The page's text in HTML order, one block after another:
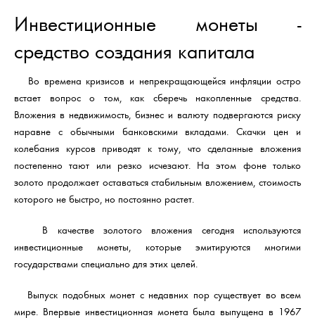
Инвестиционные монеты -
средство создания капитала
Во времена кризисов и непрекращающейся инфляции остро
встает вопрос о том, как сберечь накопленные средства.
Вложения в недвижимость, бизнес и валюту подвергаются риску
наравне с обычными банковскими вкладами. Скачки цен и
колебания курсов приводят к тому, что сделанные вложения
постепенно тают или резко исчезают. На этом фоне только
золото продолжает оставаться стабильным вложением, стоимость
которого не быстро, но постоянно растет.
В качестве золотого вложения сегодня используются
инвестиционные монеты, которые эмитируются многими
государствами специально для этих целей.
Выпуск подобных монет с недавних пор существует во всем
мире. Впервые инвестиционная монета была выпущена в 1967